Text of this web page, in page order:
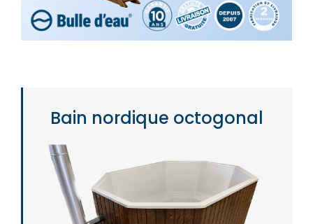
Bain nordique octogonal